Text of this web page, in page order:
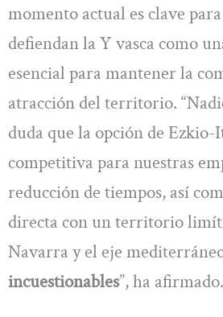
momento actual es clave
defiendan la Y vasca como
esencial para mantener la
atracción del territorio.
duda que la opción de Ezkio-
competitiva para nuestras
reducción de tiempos, así
directa con un territorio
Navarra y el eje
incuestionables”, ha afirmado.